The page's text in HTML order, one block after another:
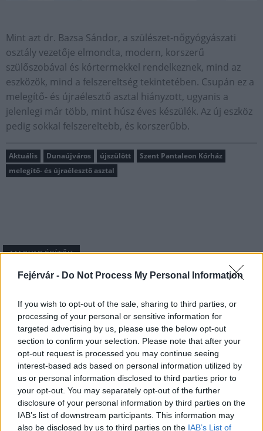
Fejérvár - Do Not Process My Personal Information
If you wish to opt-out of the sale, sharing to third parties, or
processing of your personal or sensitive information for
targeted advertising by us, please use the below opt-out
section to confirm your selection. Please note that after your
opt-out request is processed you may continue seeing
interest-based ads based on personal information utilized by
us or personal information disclosed to third parties prior to
your opt-out. You may separately opt-out of the further
disclosure of your personal information by third parties on the
IAB’s list of downstream participants. This information may
also be disclosed by us to third parties on the IAB’s List of
Mint azt dr. Bazsa Sándor, a szülészet-nőgyógyászati
osztály vezetője elmondta, modern, korszerű
szülőszobával és kórtermekkel rendelkeznek, mind az
eszközök, mind a felszereltség tekintetében. Csupán ez a
melegítő- és újraélesztő asztal hiányzott, ugyanis a
jelenlegi már több, mint húsz éves készülék. Az új eszköz
pedig sokkal felszereltebb, és korszerűbb.
Aktuális Dunaújváros újszülött
Szent Pantaleon Kórház
melegítő- és újraélesztő asztal
MAGYAR ÉPÍTŐK